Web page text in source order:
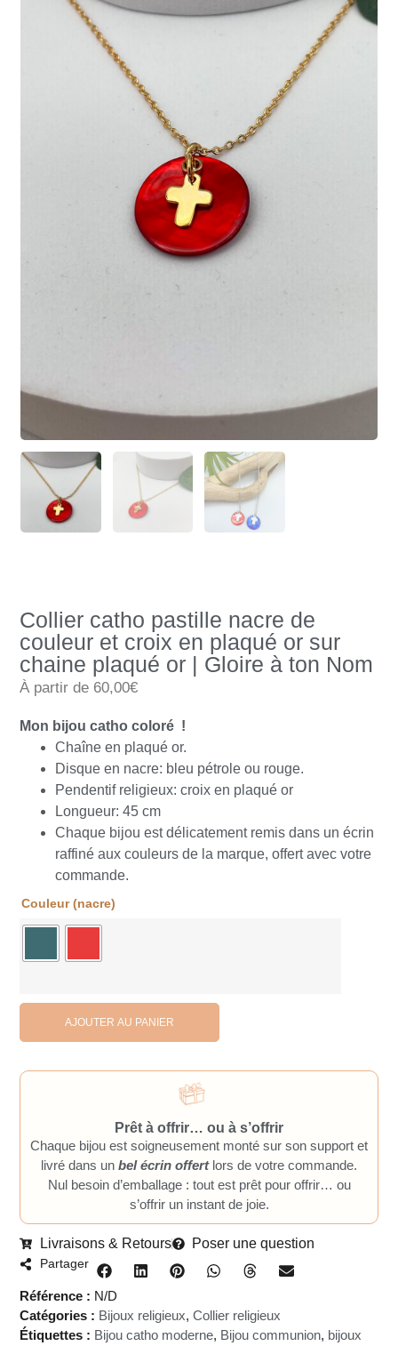
Collier catho pastille nacre de
couleur et croix en plaqué or sur
chaine plaqué or | Gloire à ton Nom
À partir de 60,00€
Mon bijou catho coloré !
Chaîne en plaqué or.
Disque en nacre: bleu pétrole ou rouge.
Pendentif religieux: croix en plaqué or
Longueur: 45 cm
Chaque bijou est délicatement remis dans un écrin
raffiné aux couleurs de la marque, offert avec votre
commande.
Couleur (nacre)
AJOUTER AU PANIER
Prêt à offrir… ou à s’offrir
Chaque bijou est soigneusement monté sur son support et
livré dans un bel écrin offertlors de votre commande.
Nul besoin d’emballage : tout est prêt pour offrir… ou
s’offrir un instant de joie.
Livraisons & Retours Poser une question
Partager
Référence : N/D
Catégories : Bijoux religieux,Collier religieux
Étiquettes : Bijou catho moderne, Bijou communion, bijoux